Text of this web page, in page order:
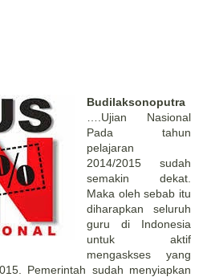
Budilaksonoputra
….Ujian Nasional
Pada tahun
pelajaran
2014/2015 sudah
semakin dekat.
Maka oleh sebab itu
diharapkan seluruh
guru di Indonesia
untuk aktif
mengaskses yang
Pemerintah sudah menyiapkan